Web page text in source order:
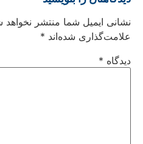
نشانی ایمیل شما منتشر نخواهد
علامت‌گذاری شده‌اند *
دیدگاه *